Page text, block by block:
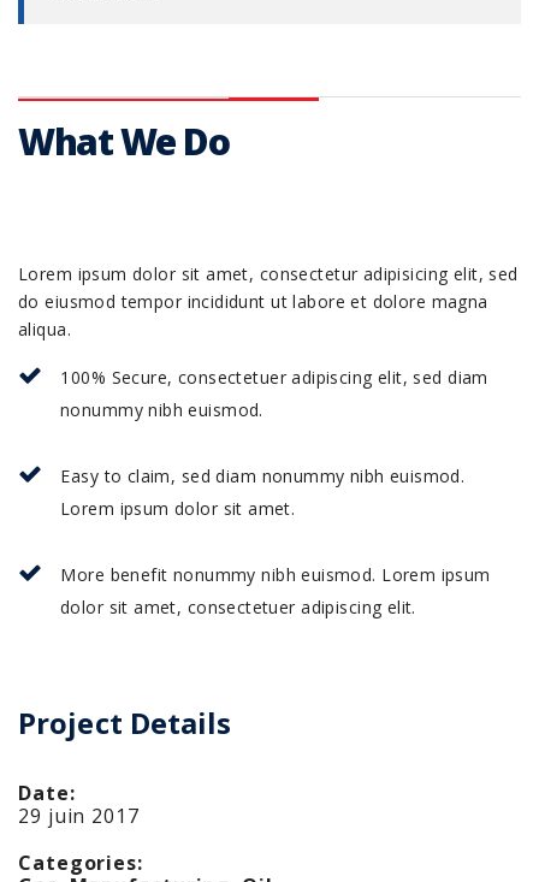
What We Do
Lorem ipsum dolor sit amet, consectetur adipisicing elit, sed
do eiusmod tempor incididunt ut labore et dolore magna
aliqua.
100% Secure, consectetuer adipiscing elit, sed diam
nonummy nibh euismod.
Easy to claim, sed diam nonummy nibh euismod.
Lorem ipsum dolor sit amet.
More benefit nonummy nibh euismod. Lorem ipsum
dolor sit amet, consectetuer adipiscing elit.
Project Details
Date:
29 juin 2017
Categories: